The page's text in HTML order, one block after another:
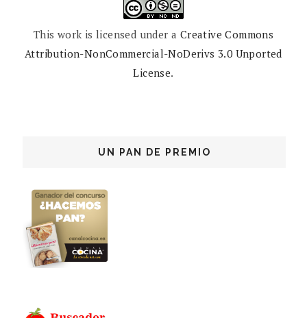
This work is licensed under a Creative Commons
Attribution-NonCommercial-NoDerivs 3.0 Unported
License.
UN PAN DE PREMIO